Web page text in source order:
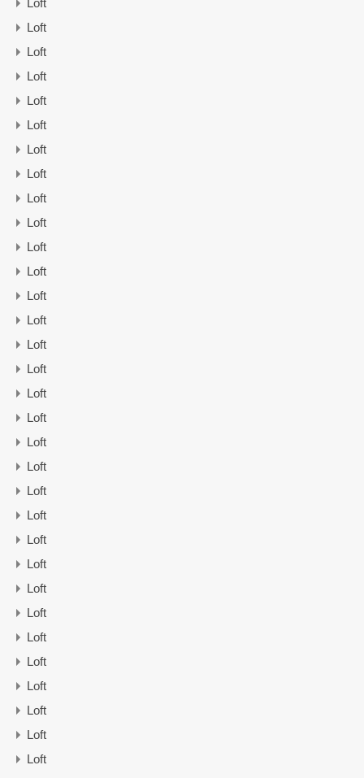
Loft
Loft
Loft
Loft
Loft
Loft
Loft
Loft
Loft
Loft
Loft
Loft
Loft
Loft
Loft
Loft
Loft
Loft
Loft
Loft
Loft
Loft
Loft
Loft
Loft
Loft
Loft
Loft
Loft
Loft
Loft
Loft